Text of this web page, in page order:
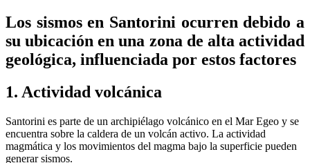
Los sismos en Santorini ocurren debido a
su ubicación en una zona de alta actividad
geológica, influenciada por estos factores
1. Actividad volcánica
Santorini es parte de un archipiélago volcánico en el Mar Egeo y se
encuentra sobre la caldera de un volcán activo. La actividad
magmática y los movimientos del magma bajo la superficie pueden
generar sismos.